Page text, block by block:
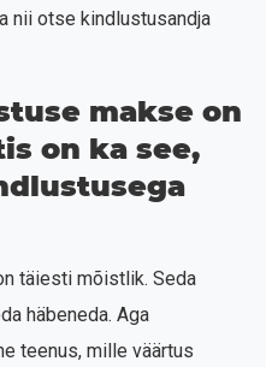
nii otse kindlustusandja
makse on
on ka see,
täiesti mõistlik. Seda
häbeneda. Aga
teenus, mille väärtus